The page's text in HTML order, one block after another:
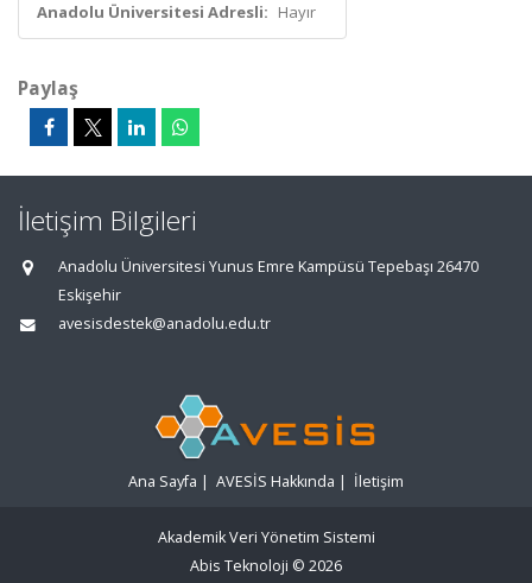
Anadolu Üniversitesi Adresli: Hayır
Paylaş
İletişim Bilgileri
Anadolu Üniversitesi Yunus Emre Kampüsü Tepebaşı 26470
Eskişehir
avesisdestek@anadolu.edu.tr
Ana Sayfa | AVESİS Hakkında | İletişim
Akademik Veri Yönetim Sistemi
Abis Teknoloji © 2026